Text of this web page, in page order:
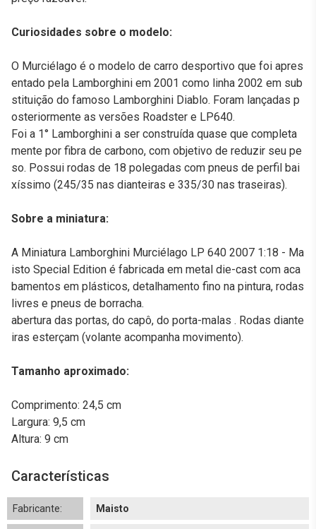
Curiosidades sobre o modelo:
O Murciélago é o modelo de carro desportivo que foi apres
entado pela Lamborghini em 2001 como linha 2002 em sub
stituição do famoso Lamborghini Diablo. Foram lançadas p
osteriormente as versões Roadster e LP640.
Foi a 1° Lamborghini a ser construída quase que completa
mente por fibra de carbono, com objetivo de reduzir seu pe
so. Possui rodas de 18 polegadas com pneus de perfil bai
xíssimo (245/35 nas dianteiras e 335/30 nas traseiras).
Sobre a miniatura:
A Miniatura Lamborghini Murciélago LP 640 2007 1:18 - Ma
isto Special Edition é fabricada em metal die-cast com aca
bamentos em plásticos, detalhamento fino na pintura, rodas
livres e pneus de borracha.
abertura das portas, do capô, do porta-malas . Rodas diante
iras esterçam (volante acompanha movimento).
Tamanho aproximado:
Comprimento: 24,5 cm
Largura: 9,5 cm
Altura: 9 cm
Características
Fabricante: Maisto